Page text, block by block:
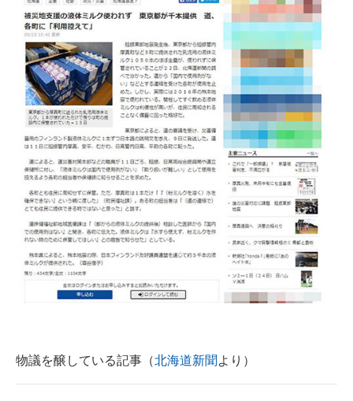
物議を醸している記事（北海道新聞 より）